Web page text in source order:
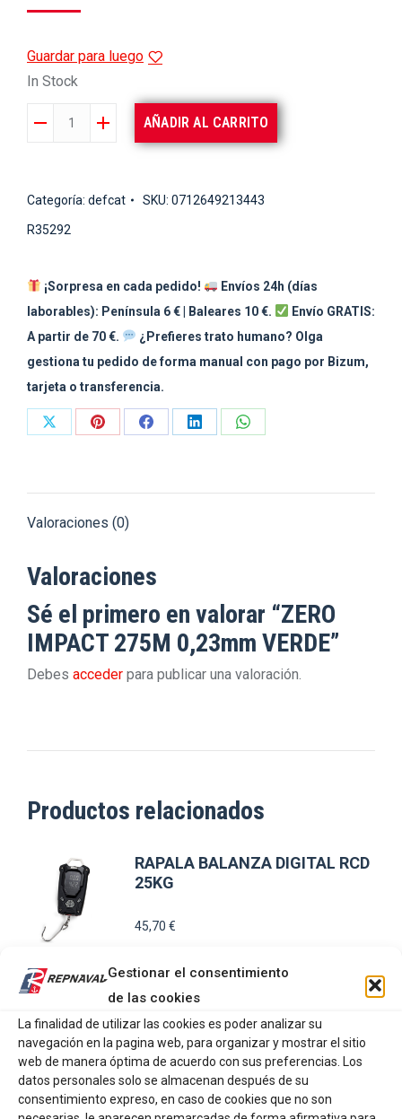
Gestionar el consentimiento
de las cookies
La finalidad de utilizar las cookies es poder analizar su
navegación en la pagina web, para organizar y mostrar el sitio
web de manera óptima de acuerdo con sus preferencias. Los
datos personales solo se almacenan después de su
consentimiento expreso, en caso de cookies que no son
Guardar para luego
In Stock
IMPACT
cantidad
AÑADIR AL CARRITO
Categoría: defcat SKU: 0712649213443
R35292
¡Sorpresa en cada pedido!
Envíos 24h (días
laborables): Península 6 € | Baleares 10 €.
Envío GRATIS:
A partir de 70 €.
¿Prefieres trato humano? Olga
gestiona tu pedido de forma manual con pago por Bizum,
tarjeta o transferencia.
Share
Share
Share
Share
Share
Valoraciones (0)
Valoraciones
Sé el primero en valorar “ZERO
IMPACT 275M 0,23mm VERDE”
Debes acceder para publicar una valoración.
Productos relacionados
RAPALA BALANZA DIGITAL RCD
25KG
45,70 €
AÑADIR AL CARRITO
KALI SURTIDO 7
DEPARTAMENTOS MINI
PERDIGONES 100GR